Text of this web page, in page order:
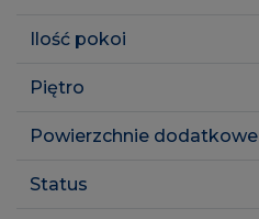
Ilość pokoi
Piętro
Powierzchnie dodatkowe
Status